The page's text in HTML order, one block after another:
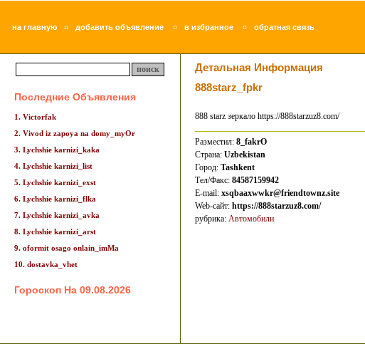
на главную ¤ добавить объявление ¤ в избранное ¤ обратная связь
Последние Объявления
1. Victorfak
2. Vivod iz zapoya na domy_myOr
3. Lychshie karnizi_kaka
4. Lychshie karnizi_list
5. Lychshie karnizi_exst
6. Lychshie karnizi_flka
7. Lychshie karnizi_avka
8. Lychshie karnizi_arst
9. oformit osago onlain_imMa
10. dostavka_vhet
Гороскоп На 09.08.2026
Детальная Информация
888starz_fpkr
888 starz зеркало https://888starzuz8.com/
Разместил: 8_fakrO
Страна: Uzbekistan
Город: Tashkent
Тел/Факс: 84587159942
E-mail: xsqbaaxwwkr@friendtownz.site
Web-сайт: https://888starzuz8.com/
рубрика: Автомобили